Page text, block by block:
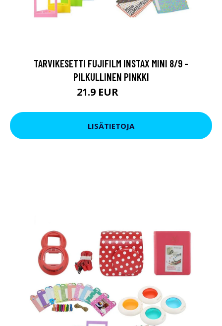
TARVIKESETTI FUJIFILM INSTAX MINI 8/9 -
PILKULLINEN PINKKI
21.9 EUR
LISÄTIETOJA